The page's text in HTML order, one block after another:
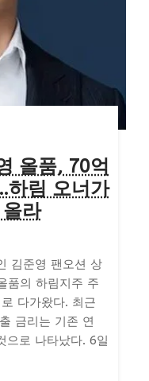
올품, 70억
하림 오너가
라
김준영 팬오션 상
품의 하림지주 주
다가왔다. 최근
금리는 기존 연
으로 나타났다. 6일